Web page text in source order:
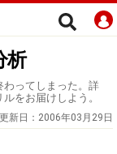
析
わってしまった。詳
をお届けしよう。
更新日： 2006年03月29日